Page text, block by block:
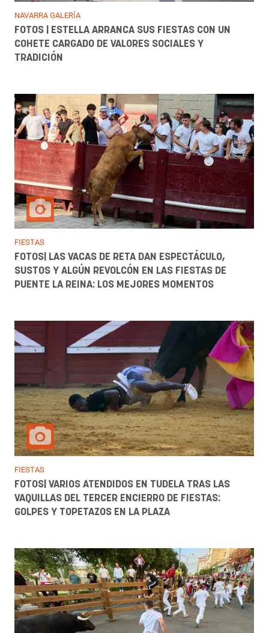
NAVARRA GALERÍA
FOTOS | ESTELLA ARRANCA SUS FIESTAS CON UN
COHETE CARGADO DE VALORES SOCIALES Y
TRADICIÓN
FIESTAS
FOTOS| LAS VACAS DE RETA DAN ESPECTÁCULO,
SUSTOS Y ALGÚN REVOLCÓN EN LAS FIESTAS DE
PUENTE LA REINA: LOS MEJORES MOMENTOS
FIESTAS
FOTOS| VARIOS ATENDIDOS EN TUDELA TRAS LAS
VAQUILLAS DEL TERCER ENCIERRO DE FIESTAS:
GOLPES Y TOPETAZOS EN LA PLAZA